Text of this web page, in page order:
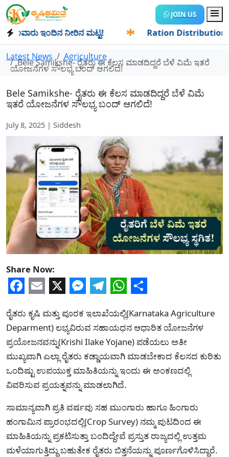
JOIN US
ಇಂದಿನ ನೀರಿನ ಮಟ್ಟ! Ration Distribution-
Latest News Agriculture
Bele Samikshe- ರೈತರು ಈ ಕೆಲಸ ಮಾಡದಿದ್ದರೆ ಬೆಳೆ ವಿಮೆ ಇತರೆ
ಯೋಜನೆಗಳ ಸೌಲಭ್ಯ ಬಂದ್ ಆಗಲಿದೆ!
Bele Samikshe- ರೈತರು ಈ ಕೆಲಸ ಮಾಡದಿದ್ದರೆ ಬೆಳೆ ವಿಮೆ
ಇತರೆ ಯೋಜನೆಗಳ ಸೌಲಭ್ಯ ಬಂದ್ ಆಗಲಿದೆ!
July 8, 2025 | Siddesh
Share Now:
Facebook
Email
X Messenger
Telegram
WhatsApp
Share
ರೈತರು ಕೃಷಿ ಮತ್ತು ಪೂರಕ ಇಲಾಖೆಯಲ್ಲಿ(Karnataka Agriculture
Deparment) ಲಭ್ಯವಿರುವ ಸಹಾಯಧನ ಆಧಾರಿತ ಯೋಜನೆಗಳ
ಪ್ರಯೋಜನವನ್ನು(Krishi Ilake Yojane) ಪಡೆಯಲು ಅತೀ
ಮುಖ್ಯವಾಗಿ ಎಲ್ಲಾ ರೈತರು ಕಡ್ಡಾಯವಾಗಿ ಮಾಡಬೇಕಾದ ಕೆಲಸದ ಕುರಿತು
ಒಂದಿಷ್ಟು ಉಪಯುಕ್ತ ಮಾಹಿತಿಯನ್ನು ಇಂದು ಈ ಅಂಕಣದಲ್ಲಿ
ವಿವರಿಸುವ ಪ್ರಯತ್ನವನ್ನು ಮಾಡಲಾಗಿದೆ.
ಸಾಮಾನ್ಯವಾಗಿ ಪ್ರತಿ ವರ್ಷವು ಸಹ ಮುಂಗಾರು ಹಾಗೂ ಹಿಂಗಾರು
ಹಂಗಾಮಿನ ಪ್ರಾರಂಭದಲ್ಲಿ(Crop Survey) ನಮ್ಮ ಪುಟದಿಂದ ಈ
ಮಾಹಿತಿಯನ್ನು ಪ್ರಕಟಿಸುತ್ತಾ ಬಂದಿದ್ದೇವೆ ಪ್ರಸ್ತುತ ರಾಜ್ಯದಲ್ಲಿ ಉತ್ತಮ
ಮಳೆಯಾಗುತ್ತಿದ್ದು ಬಹುತೇಕ ರೈತರು ಬಿತ್ತನೆಯನ್ನು ಪೂರ್ಣಗೊಳಿಸಿದ್ದಾರೆ.